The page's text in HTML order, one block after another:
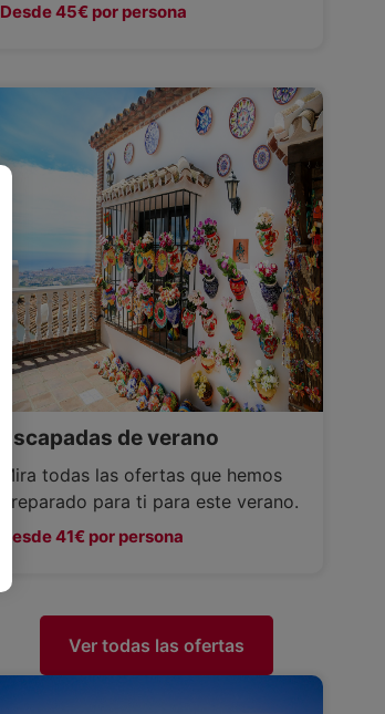
Desde 45€ por persona
Escapadas de verano
Mira todas las ofertas que hemos
preparado para ti para este verano.
Desde 41€ por persona
Ver todas las ofertas